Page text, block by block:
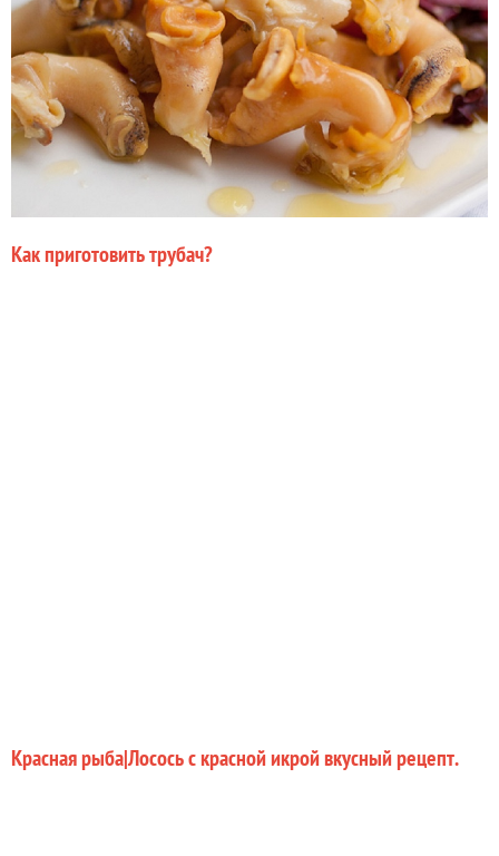
Как приготовить трубач?
Красная рыба|Лосось с красной икрой вкусный рецепт.